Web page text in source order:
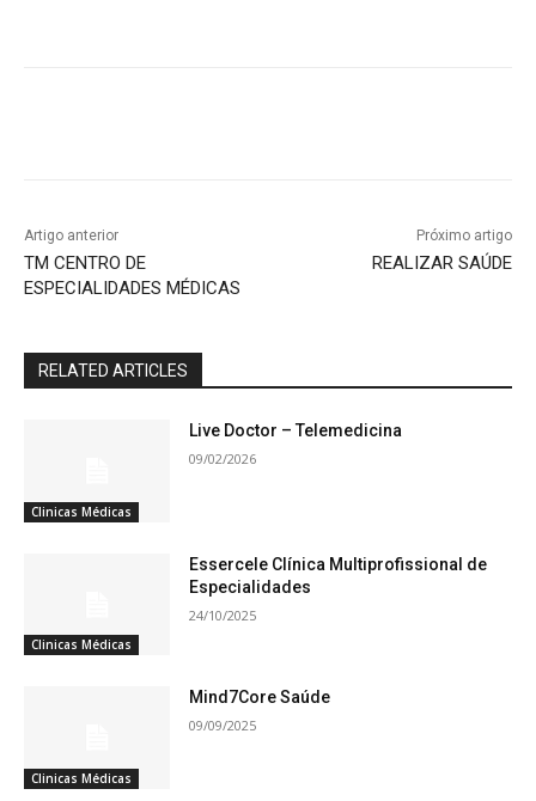
Artigo anterior
TM CENTRO DE
ESPECIALIDADES MÉDICAS
Próximo artigo
REALIZAR SAÚDE
RELATED ARTICLES
Clinicas Médicas
Live Doctor – Telemedicina
09/02/2026
Clinicas Médicas
Essercele Clínica Multiprofissional de
Especialidades
24/10/2025
Clinicas Médicas
Mind7Core Saúde
09/09/2025